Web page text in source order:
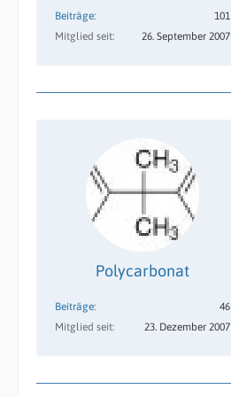
Beiträge
101
Mitglied seit
26. September 2007
Polycarbonat
Beiträge
46
Mitglied seit
23. Dezember 2007